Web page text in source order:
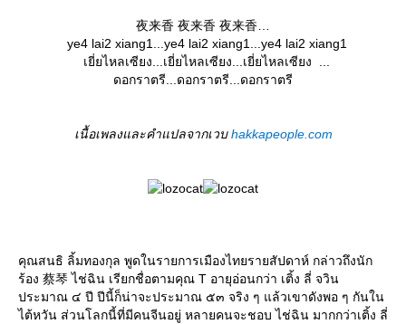
夜来香 夜来香 夜来香
ye4 lai2 xiang1...ye4 lai2 xiang1...ye4 lai2 xiang1
เยี่ยไหลเซียง...เยี่ยไหลเซียง...เยี่ยไหลเซียง ...
ดอกราตรี...ดอกราตรี...ดอกราตรี
เนื้อเพลงและคำแปลจากเวบhakkapeople.com
คุณสนธิ ลิ้มทองกุล พูดในรายการเมืองไทยรายสัปดาห์ กล่าวถึงนัก
ร้อง 蔡琴 ไช่ฉิน เรียกชื่อตามคุณ T อายุอ่อนกว่า เติ้ง ลี่ จวิน
ประมาณ ๔ ปี ปีนี้ก็น่าจะประมาณ ๕๓ จริง ๆ แล้วเขาดังพอ ๆ กันใน
ไต้หวัน ส่วนโลกนี้ที่มีคนจีนอยู่ หลายคนจะชอบ ไช่ฉิน มากกว่าเติ้ง ลี่